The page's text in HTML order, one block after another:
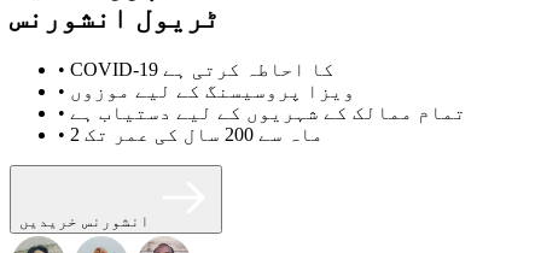
ٹریول انشورنس
• COVID-19 کا احاطہ کرتی ہے
• ویزا پروسیسنگ کے لیے موزوں
• تمام ممالک کے شہریوں کے لیے دستیاب ہے
• 2 ماہ سے 200 سال کی عمر تک
انشورنس خریدیں